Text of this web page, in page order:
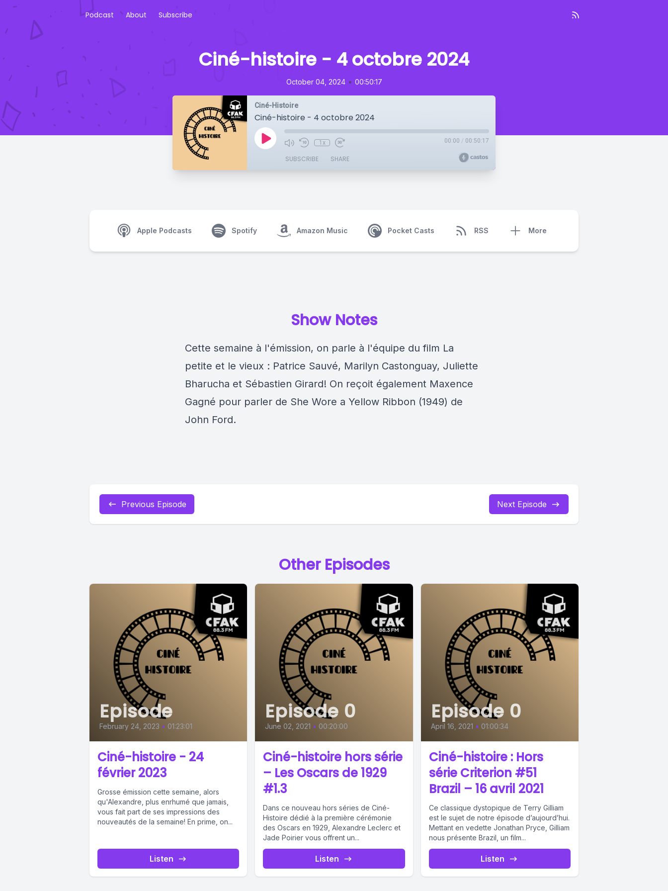
Podcast About Subscribe
Ciné-histoire - 4 octobre 2024
October 04, 2024 • 00:50:17
Ciné-Histoire
Ciné-histoire - 4 octobre 2024
1x 00:00 / 00:50:17
SUBSCRIBE SHARE
Apple Podcasts Spotify Amazon Music Pocket Casts RSS More
Show Notes
Cette semaine à l'émission, on parle à l'équipe du film La
petite et le vieux : Patrice Sauvé, Marilyn Castonguay, Juliette
Bharucha et Sébastien Girard! On reçoit également Maxence
Gagné pour parler de She Wore a Yellow Ribbon (1949) de
John Ford.
Previous Episode Next Episode
Other Episodes
Episode
February 24, 2023 • 01:23:01
Ciné-histoire - 24
février 2023
Grosse émission cette semaine, alors
qu'Alexandre, plus enrhumé que jamais,
vous fait part de ses impressions des
nouveautés de la semaine! En prime, on...
Listen
Episode 0
June 02, 2021 • 00:20:00
Ciné-histoire hors série
– Les Oscars de 1929
#1.3
Dans ce nouveau hors séries de Ciné-
Histoire dédié à la première cérémonie
des Oscars en 1929, Alexandre Leclerc et
Jade Poirier vous offrent un...
Listen
Episode 0
April 16, 2021 • 01:00:34
Ciné-histoire : Hors
série Criterion #51
Brazil – 16 avril 2021
Ce classique dystopique de Terry Gilliam
est le sujet de notre épisode d’aujourd’hui.
Mettant en vedette Jonathan Pryce, Gilliam
nous présente Brazil, un film...
Listen